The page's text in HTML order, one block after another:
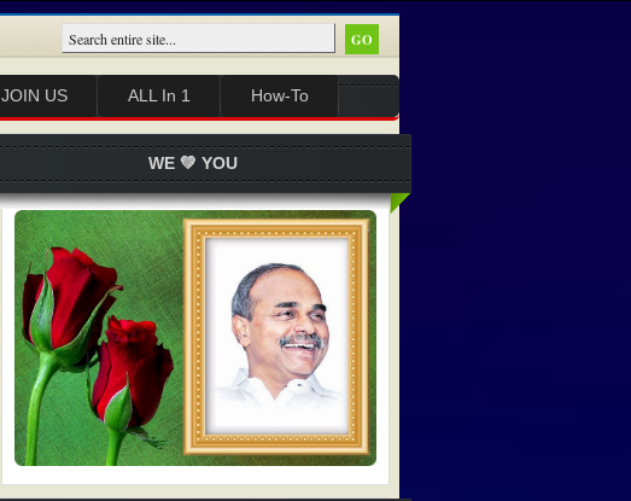
JOIN US ALL In 1 How-To
WE 💚 YOU